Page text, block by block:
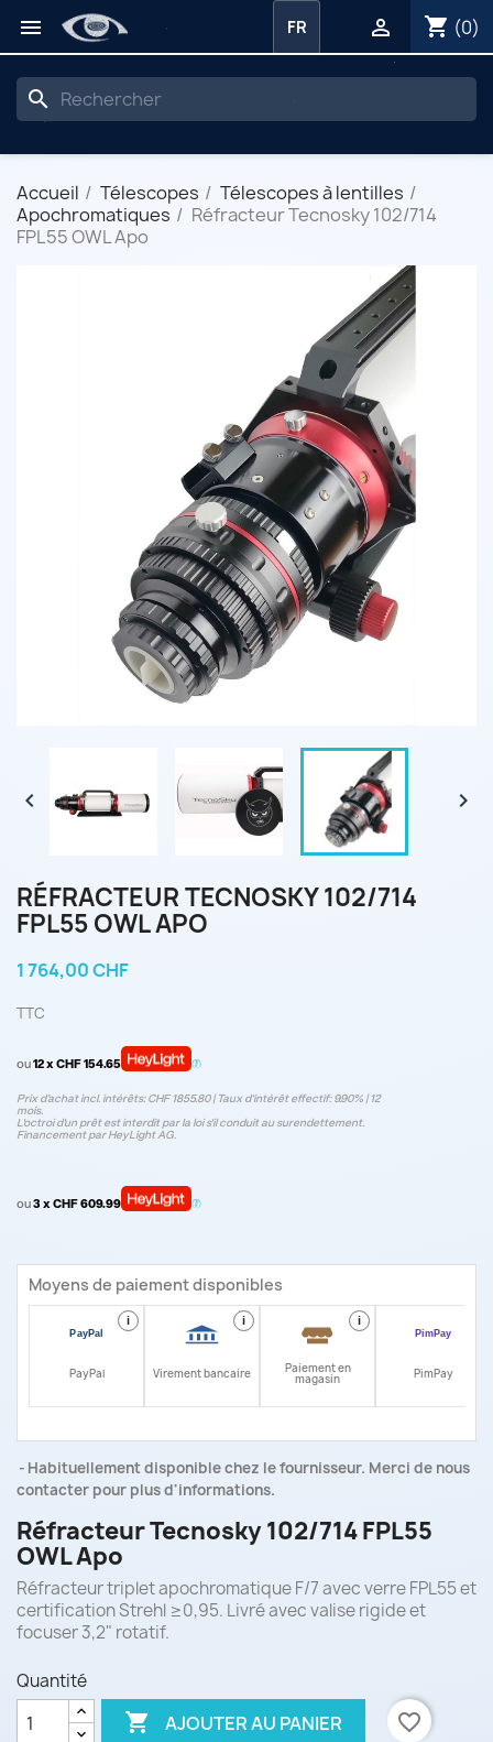
 shopping_cart (0)

FR
search
Accueil Télescopes
Télescopes à lentilles
Apochromatiques
Réfracteur Tecnosky 102/714
FPL55 OWL Apo
 
RÉFRACTEUR TECNOSKY 102/714
FPL55 OWL APO
1 764,00 CHF
TTC
ou12 x CHF 154.65
Prix d’achat incl. intérêts: CHF 1855.80 | Taux d‘intérêt effectif: 9.90% | 12
mois.
L'octroi d'un prêt est interdit par la loi s'il conduit au surendettement.
Financement par HeyLight AG.
ou3 x CHF 609.99
Moyens de paiement disponibles
i
PayPal
i
Virement bancaire
i
Paiement en
magasin PimPay
Habituellement disponible chez le fournisseur. Merci de nous
contacter pour plus d'informations.
Réfracteur Tecnosky 102/714 FPL55
OWL Apo
Réfracteur triplet apochromatique F/7 avec verre FPL55 et
certification Strehl ≥0,95. Livré avec valise rigide et
focuser 3,2" rotatif.
Quantité
 AJOUTER AU PANIER favorite_border